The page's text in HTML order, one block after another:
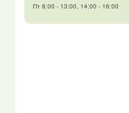
Пт 8:00 - 13:00, 14:00 - 16:00